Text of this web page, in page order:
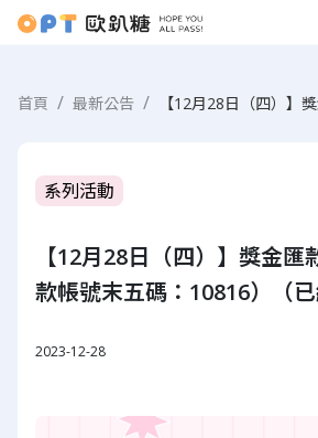
首頁 最新公告
系列活動
【12月28日（四）】獎金
款帳號末五碼：10816）（已
2023-12-28